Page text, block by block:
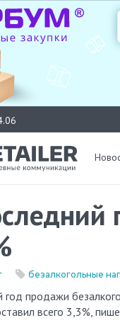
безалкогольные
всего 3,3%,